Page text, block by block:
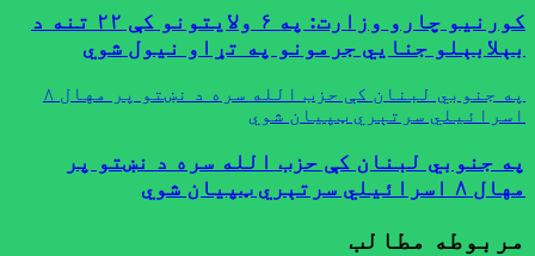
کورنيو چارو وزارت: په ۶ ولایتونو کې ۲۲ تنه د
بېلابېلو جنايي جرمونو په تړاو نیول شوي
په جنوبي لبنان کې حزب الله سره د نښتو پر مهال ۸
اسرائیلي سرتېري ټپیان شوي
په جنوبي لبنان کې حزب الله سره د نښتو پر
مهال ۸ اسرائیلي سرتېري ټپیان شوي
مربوطه مطالب